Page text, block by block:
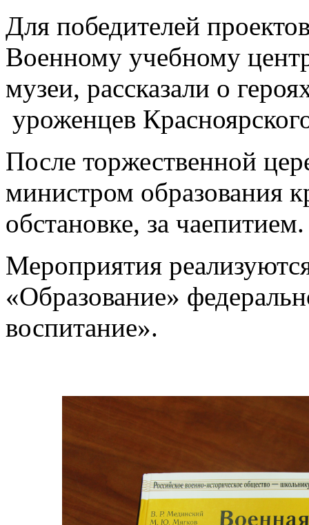
Для победителей
Военному учебному
музеи, рассказали о
уроженцев
После торжественной
министром образования
обстановке, за чаепитием.
Мероприятия
«Образование»
воспитание».